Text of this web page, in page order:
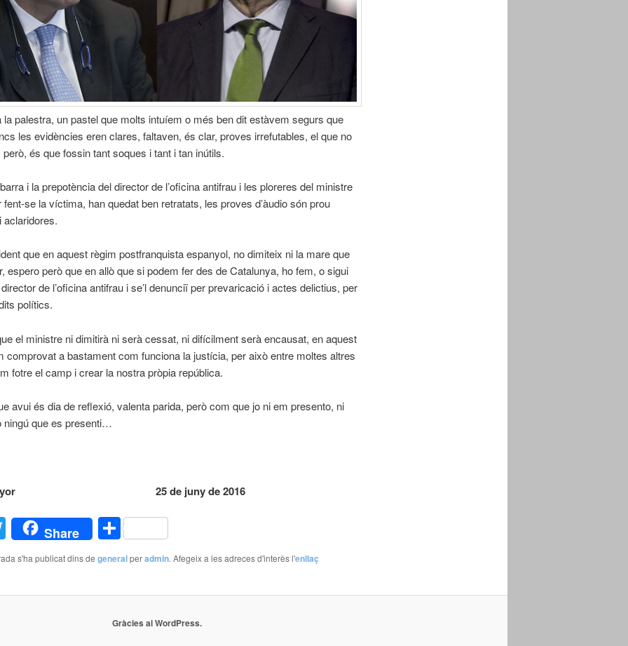
la palestra, un pastel que molts intuíem o més ben dit estàvem segurs que
les evidències eren clares, faltaven, és clar, proves irrefutables, el que no
és que fossin tant soques i tant i tan inútils.
i la prepotència del director de l’oficina antifrau i les ploreres del ministre
fent-se la víctima, han quedat ben retratats, les proves d’àudio són prou
aclaridores.
que en aquest règim postfranquista espanyol, no dimiteix ni la mare que
espero però que en allò que si podem fer des de Catalunya, ho fem, o sigui
de l’oficina antifrau i se’l denunciï per prevaricació i actes delictius, per
polítics.
el ministre ni dimitirà ni serà cessat, ni difícilment serà encausat, en aquest
comprovat a bastament com funciona la justícia, per això entre moltes altres
fotre el camp i crear la nostra pròpia república.
avui és dia de reflexió, valenta parida, però com que jo ni em presento, ni
ningú que es presenti…
Mayor 25 de juny de 2016
Twitter
Share Comparteix
s'ha publicat dins de generalperadmin. Afegeix a les adreces d'interès l'enllaç
Gràcies al WordPress.